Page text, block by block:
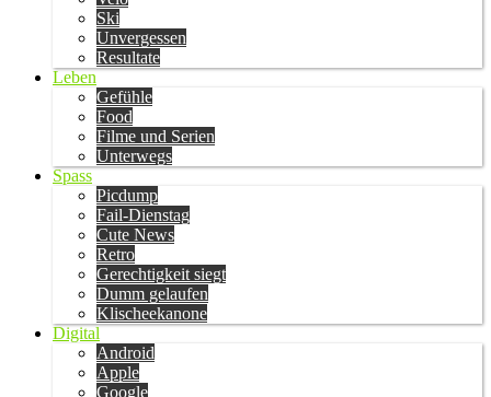
Ski
Unvergessen
Resultate
Leben
Gefühle
Food
Filme und Serien
Unterwegs
Spass
Picdump
Fail-Dienstag
Cute News
Retro
Gerechtigkeit siegt
Dumm gelaufen
Klischeekanone
Digital
Android
Apple
Google